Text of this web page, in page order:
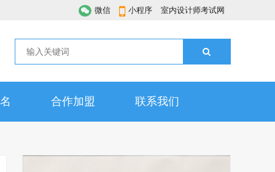
微信 小程序 室内设计师考试网
合作加盟 联系我们